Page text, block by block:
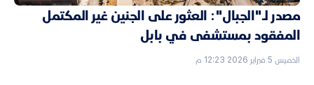
مصدر لـ"الجبال": العثور على الجنين غير المكتمل
المفقود بمستشفى في بابل
الخميس 5 فبراير 2026 12:23 م